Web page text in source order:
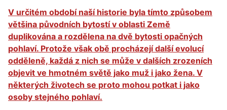
V určitém období naší historie byla tímto způsobem
většina původních bytostí v oblasti Země
duplikována a rozdělena na dvě bytosti opačných
pohlaví. Protože však obě procházejí další evolucí
odděleně, každá z nich se může v dalších zrozeních
objevit ve hmotném světě jako muž i jako žena. V
některých životech se proto mohou potkat i jako
osoby stejného pohlaví.